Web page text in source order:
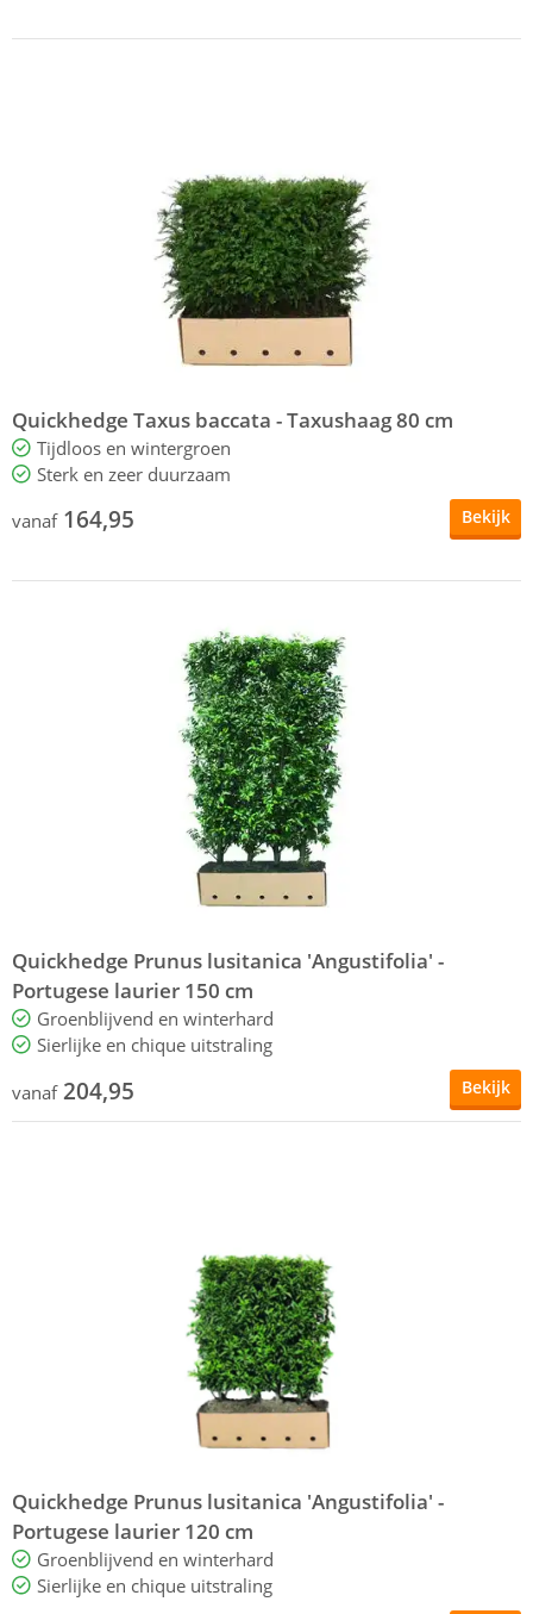
Quickhedge Taxus baccata - Taxushaag 80 cm
Tijdloos en wintergroen
Sterk en zeer duurzaam
vanaf 164,95 Bekijk
Quickhedge Prunus lusitanica 'Angustifolia' -
Portugese laurier 150 cm
Groenblijvend en winterhard
Sierlijke en chique uitstraling
vanaf 204,95 Bekijk
Quickhedge Prunus lusitanica 'Angustifolia' -
Portugese laurier 120 cm
Groenblijvend en winterhard
Sierlijke en chique uitstraling